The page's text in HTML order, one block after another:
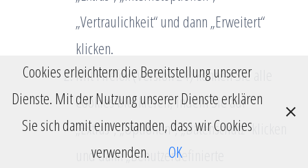
„Vertraulichkeit“ und dann „Erweitert“
klicken.
Mit Firefox (Version 24) können Sie alle
Cookies blockieren, indem Sie auf
„Extras“, „Optionen“, „Datenschutz“ klicken
und dann „Benutzerdefinierte
Cookies erleichtern die Bereitstellung unserer
Dienste. Mit der Nutzung unserer Dienste erklären
Sie sich damit einverstanden, dass wir Cookies
verwenden.
OK